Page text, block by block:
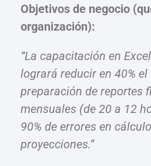
Objetivos de negocio
organización):
“La capacitación en
logrará reducir en 40%
preparación de reportes
mensuales (de 20 a 12
90% de errores en
proyecciones.”